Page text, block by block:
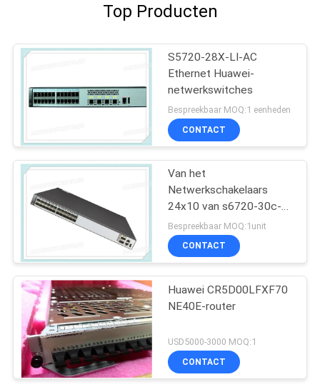
Top Producten
S5720-28X-LI-AC
Ethernet Huawei-
netwerkswitches
Bespreekbaar MOQ:1 eenheden
CONTACT
Van het
Netwerkschakelaars
24x10 van s6720-30c-
EI-24s-AC Huawei de
Havens van de de
Jolsfp+ 2x40 Jol QSFP+
Bespreekbaar MOQ:1unit
CONTACT
Huawei CR5D00LFXF70
NE40E-router
USD5000-3000 MOQ:1
CONTACT